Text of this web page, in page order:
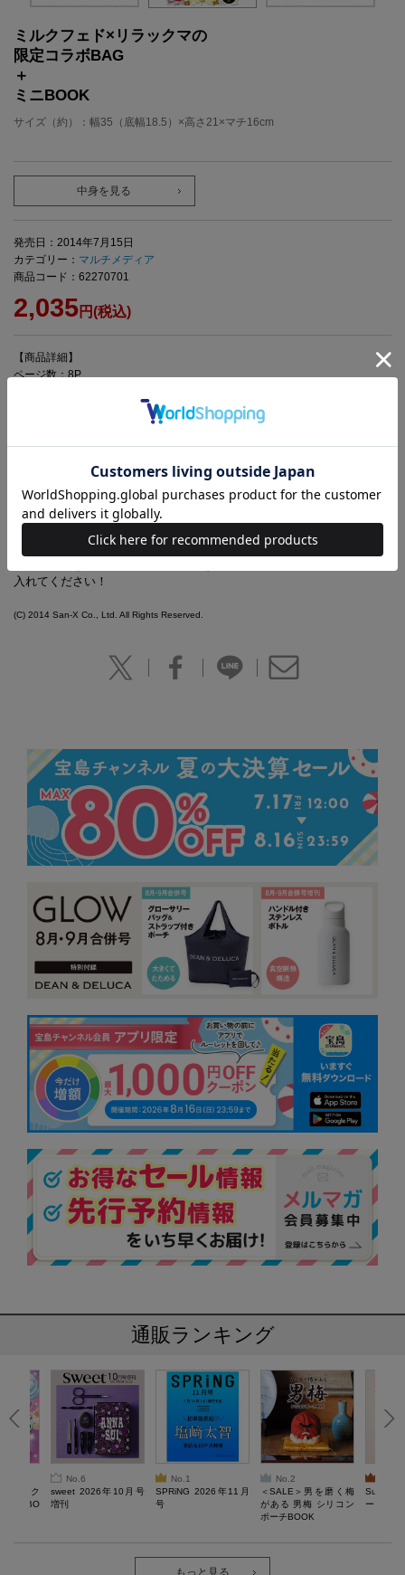
ミルクフェド×リラックマの
限定コラボBAG
＋
ミニBOOK
サイズ（約）：幅35（底幅18.5）×高さ21×マチ16cm
中身を見る
発売日：2014年7月15日
カテゴリー： マルチメディア
商品コード：62270701
2,035円(税込)
【商品詳細】
ページ数：8P
大人気キャラクター・リラックマと、多くの女の子に支持されるファッ
ションブランド・MILKFED.。女性ファッション誌『SPRiNG』の呼び
かけによって夢のコラボレーションが実現！ハートを抱きしめるリラッ
クマの姿がたまらなくかわいいバッグが誕生しました。お弁当箱や
500mlペットボトルを入れてランチバッグとして使ったりなど、ちょっ
としたおでかけのお供にぴったり♪携帯電話を入れたりできる便利な外
入れてください！
(C) 2014 San-X Co., Ltd. All Rights Reserved.
通販ランキング
るスク
ぷにBO
No.6
sweet 2026年10月号
増刊
No.1
SPRiNG 2026年11月
号
No.2
＜SALE＞男を磨く梅
がある 男梅 シリコン
ポーチBOOK
ーツチャ
もっと見る